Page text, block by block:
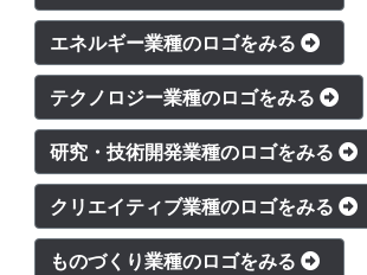
エネルギー業種のロゴをみる
テクノロジー業種のロゴをみる
研究・技術開発業種のロゴをみる
クリエイティブ業種のロゴをみる
ものづくり業種のロゴをみる